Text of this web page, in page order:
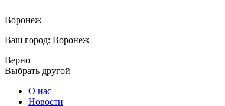
Воронеж
Ваш город: Воронеж
Верно
Выбрать другой
О нас
Новости